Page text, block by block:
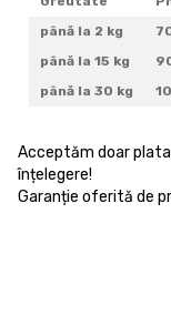
până la 2 kg
până la 15 kg
până la 30 kg
Acceptăm doar
înțelegere!
Garanție oferită de